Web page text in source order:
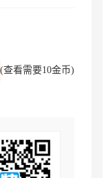
(查看需要10金币)